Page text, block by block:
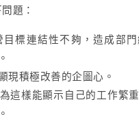
題：
標連結性不夠，造成部
現積極改善的企圖心。
這樣能顯示自己的工作繁